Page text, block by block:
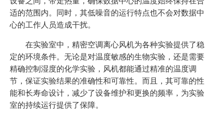
适的范围内。同时，其低噪音的运行特点也不会对数据中
心的工作人员造成干扰。
在实验室中，精密空调离心风机为各种实验提供了稳
定的环境条件。无论是对温度敏感的生物实验，还是需要
精确控制湿度的化学实验，风机都能通过精准的温度调
节，保证实验结果的准确性和可靠性。而且，其可靠的性
能和长寿命设计，减少了设备维护和更换的频率，为实验
室的持续运行提供了保障。